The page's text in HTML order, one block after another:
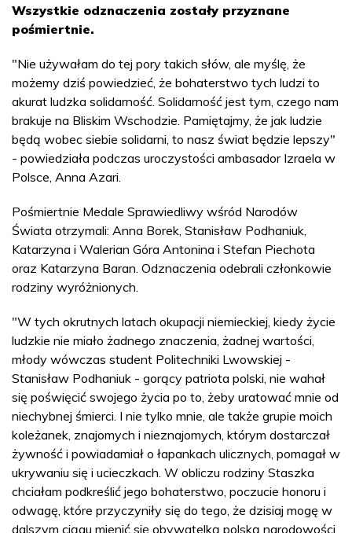
Wszystkie odznaczenia zostały przyznane
pośmiertnie.
"Nie używałam do tej pory takich słów, ale myślę, że
możemy dziś powiedzieć, że bohaterstwo tych ludzi to
akurat ludzka solidarność. Solidarność jest tym, czego nam
brakuje na Bliskim Wschodzie. Pamiętajmy, że jak ludzie
będą wobec siebie solidarni, to nasz świat będzie lepszy"
- powiedziała podczas uroczystości ambasador Izraela w
Polsce, Anna Azari.
Pośmiertnie Medale Sprawiedliwy wśród Narodów
Świata otrzymali: Anna Borek, Stanisław Podhaniuk,
Katarzyna i Walerian Góra Antonina i Stefan Piechota
oraz Katarzyna Baran. Odznaczenia odebrali członkowie
rodziny wyróżnionych.
"W tych okrutnych latach okupacji niemieckiej, kiedy życie
ludzkie nie miało żadnego znaczenia, żadnej wartości,
młody wówczas student Politechniki Lwowskiej -
Stanisław Podhaniuk - gorący patriota polski, nie wahał
się poświęcić swojego życia po to, żeby uratować mnie od
niechybnej śmierci. I nie tylko mnie, ale także grupie moich
koleżanek, znajomych i nieznajomych, którym dostarczał
żywność i powiadamiał o łapankach ulicznych, pomagał w
ukrywaniu się i ucieczkach. W obliczu rodziny Staszka
chciałam podkreślić jego bohaterstwo, poczucie honoru i
odwagę, które przyczyniły się do tego, że dzisiaj mogę w
dalszym ciągu mienić się obywatelką polską narodowości